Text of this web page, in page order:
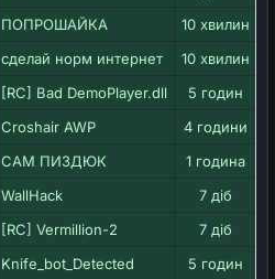
ПОПРОШАЙКА 10 хвилин
сделай норм интернет 10 хвилин
[RC] Bad DemoPlayer.dll 5 годин
Croshair AWP 4 години
САМ ПИЗДЮК 1 година
WallHack 7 діб
[RC] Vermillion-2 7 діб
Knife_bot_Detected 5 годин